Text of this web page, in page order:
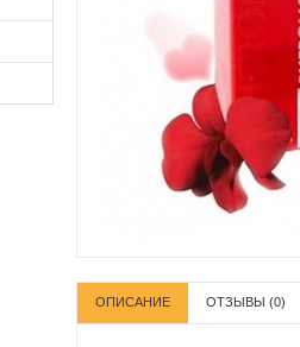
ОПИСАНИЕ ОТЗЫВЫ (0)